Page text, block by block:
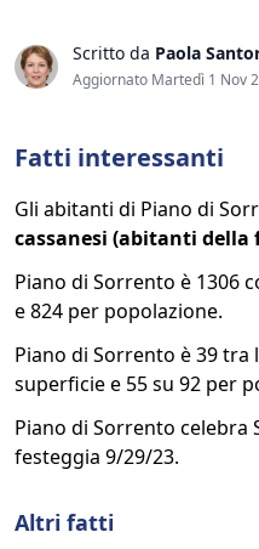
Scritto da Paola
Aggiornato Martedì 1 Nov
Fatti interessanti
Gli abitanti di Piano di
cassanesi (abitanti della
Piano di Sorrento è 1306
e 824 per popolazione.
Piano di Sorrento è 39
superficie e 55 su 92 per
Piano di Sorrento celebra
festeggia 9/29/23.
Altri fatti